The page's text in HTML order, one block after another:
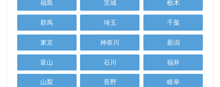
福島 茨城 栃木
群馬 埼玉 千葉
東京 神奈川 新潟
富山 石川 福井
山梨 長野 岐阜